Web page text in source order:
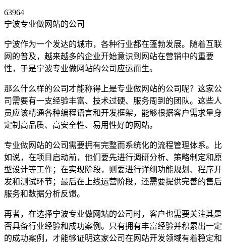
63964
宁波专业做网站的公司
宁波作为一个发达的城市，各种行业都在蓬勃发展。随着互联
网的普及，越来越多的企业开始意识到网站在营销中的重要
性，于是宁波专业做网站的公司应运而生。
那么什么样的公司才能称得上是专业做网站的公司呢？这家公
司需要有一支经验丰富、技术过硬、服务周到的团队。这些人
员应该精通各种编程语言和开发框架，能够根据客户需求量身
定制高品质、高安全性、易用性好的网站。
专业做网站的公司需要拥有完整而系统化的流程管理体系。比
如说，在项目启动前，他们要先进行调研分析、策略制定和原
型设计等工作；在实现阶段，则要进行详细功能规划、程序开
发和测试环节；最后在上线运营阶段，还需要提供完善的售后
服务和数据分析反馈。
再者，在选择宁波专业做网站的公司时，客户也需要关注其是
否具备行业经验和成功案例。只有拥有丰富经验并积累出一定
的成功案例，才能够证明这家公司在网站开发领域有着稳定和